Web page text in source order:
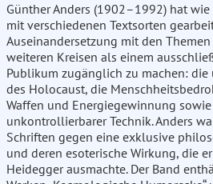
Günther Anders (1902–1992) hat
mit verschiedenen Textsorten
Auseinandersetzung mit den
weiteren Kreisen als einem
Publikum zugänglich zu machen: die
des Holocaust, die
Waffen und Energiegewinnung
unkontrollierbarer Technik. Anders
Schriften gegen eine exklusive
und deren esoterische Wirkung, die
Heidegger ausmachte. Der Band